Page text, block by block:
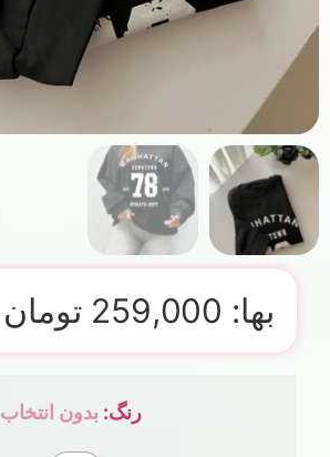
بها: 259,000 تومان
رنگ: بدون انتخاب